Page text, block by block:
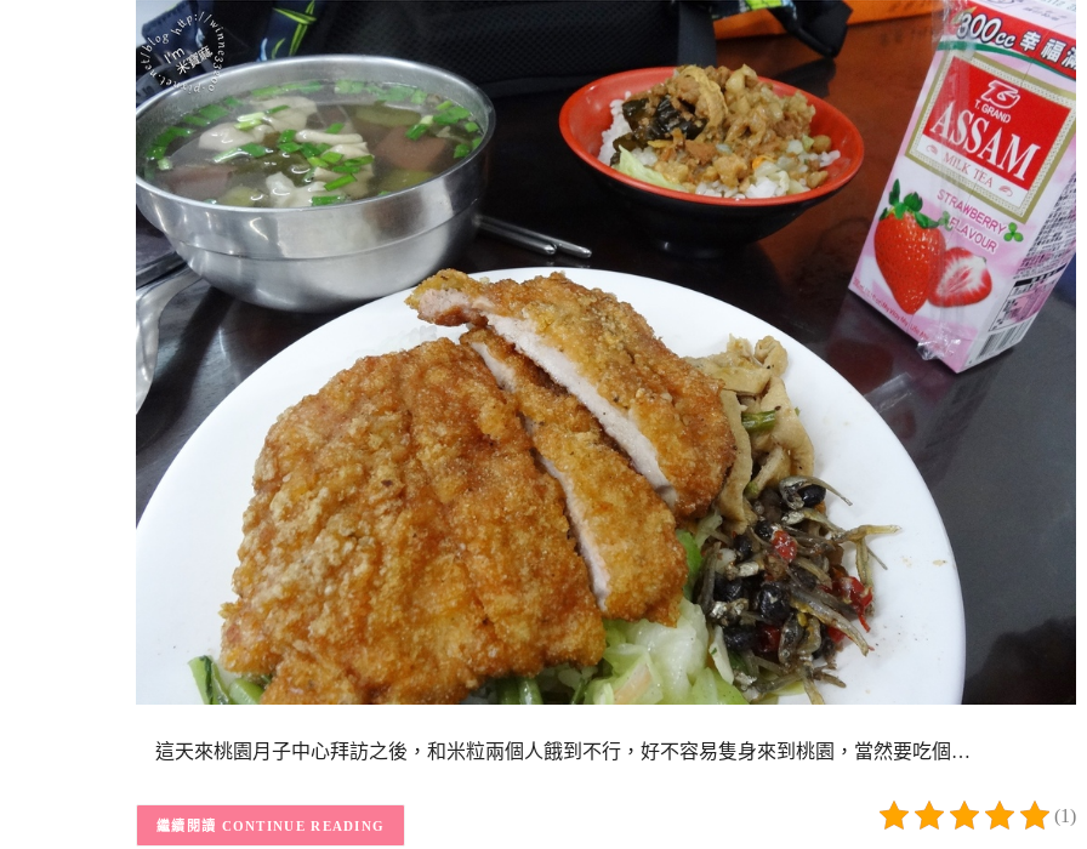
這天來桃園月子中心拜訪之後，和米粒兩個人餓到不行，好不容易隻身來到桃園，當然要吃個…
(1)
CONTINUE READING